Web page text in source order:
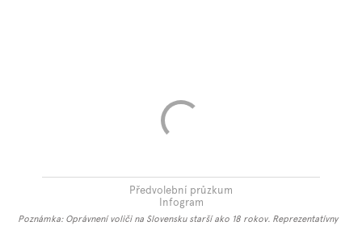
Předvolební průzkum
Infogram
Poznámka: Oprávnení voliči na Slovensku starší ako 18 rokov. Reprezentatívny